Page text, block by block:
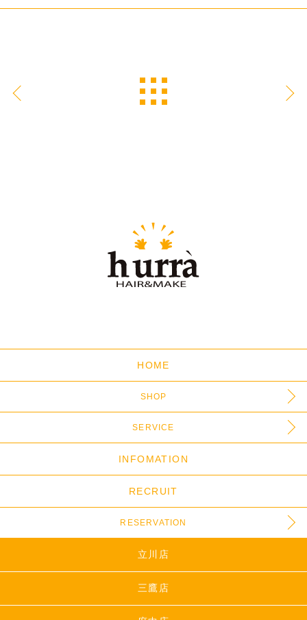
HOME
SHOP
SERVICE
INFOMATION
RECRUIT
RESERVATION
立川店
三鷹店